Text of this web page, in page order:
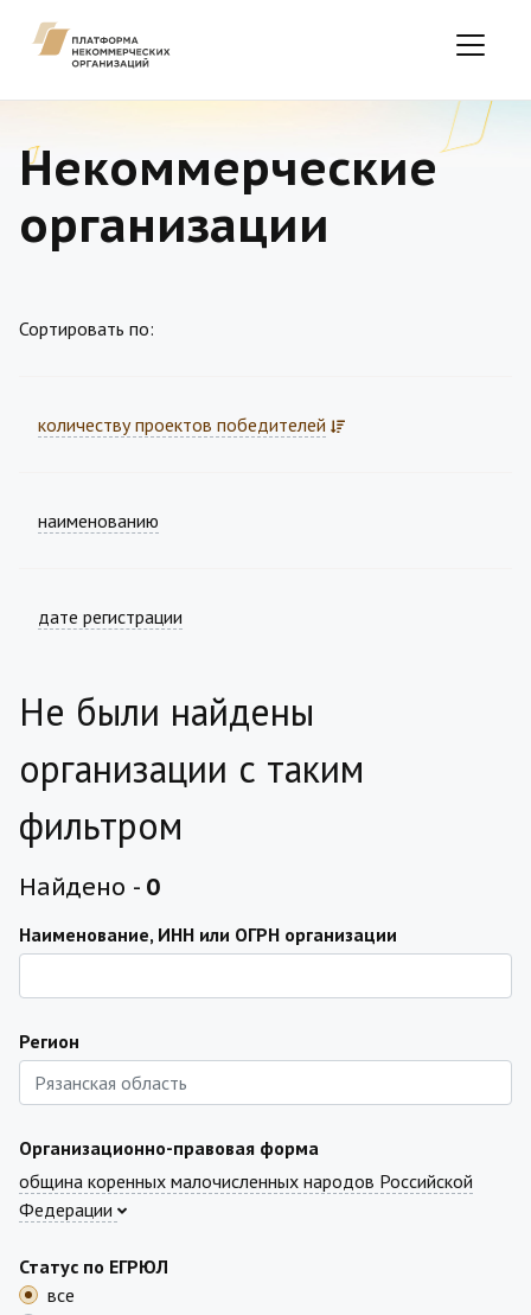
Некоммерческие
организации
Сортировать по:
количеству проектов победителей
наименованию
дате регистрации
Не были найдены
организации с таким
фильтром
Найдено - 0
Наименование, ИНН или ОГРН организации
Регион
Организационно-правовая форма
община коренных малочисленных народов Российской
Федерации
Статус по ЕГРЮЛ
все